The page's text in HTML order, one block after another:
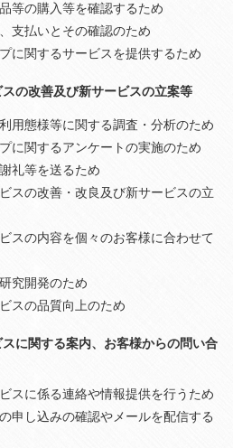
等の購入等を確認するため
支払いとその確認のため
に関するサービスを提供するため
の改善及び新サービスの立案等
用態様等に関する調査・分析のため
に関するアンケートの実施のため
礼等を送るため
スの改善・改良及び新サービスの立
スの内容を個々のお客様に合わせて
究開発のため
スの品質向上のため
に関する案内、お客様からの問い合
スに係る連絡や情報提供を行うため
申し込みの確認やメールを配信する